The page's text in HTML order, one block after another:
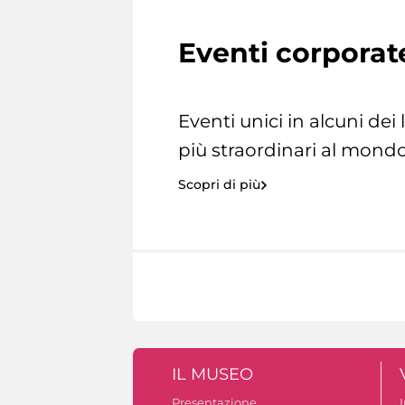
Eventi
Eventi unici in alcuni dei
più straordinari al
Scopri di più
IL MUSEO
Presentazione